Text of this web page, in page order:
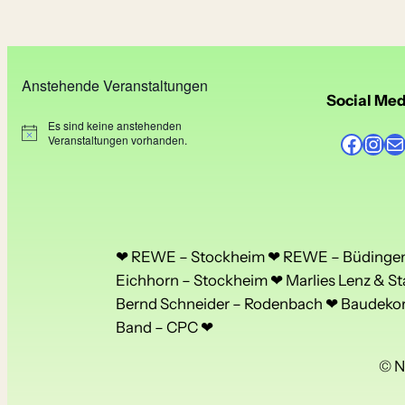
Anstehende Veranstaltungen
H
Es sind keine anstehenden
Veranstaltungen vorhanden.
Social
Facebook InstagramE-Mail
❤ REWE – Stockheim ❤ REWE –
Eichhorn – Stockheim ❤ Marlies Lenz &
Bernd Schneider – Rodenbach ❤
Band – CPC ❤
©